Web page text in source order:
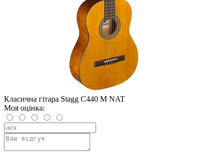
Класична гітара Stagg C440 M NAT
Моя оцінка: